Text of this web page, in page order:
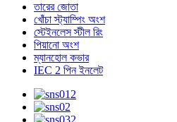
তারের জোতা
খোঁচা স্ট্যাম্পিং অংশ
স্টেইনলেস স্টীল রিং
পিয়ানো অংশ
ম্যানহোল কভার
IEC 2 পিন ইনলেট